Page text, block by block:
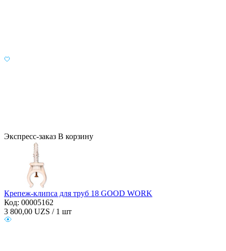
Экспресс-заказ В корзину
Крепеж-клипса для труб 18 GOOD WORK
Код: 00005162
3 800,00 UZS / 1 шт